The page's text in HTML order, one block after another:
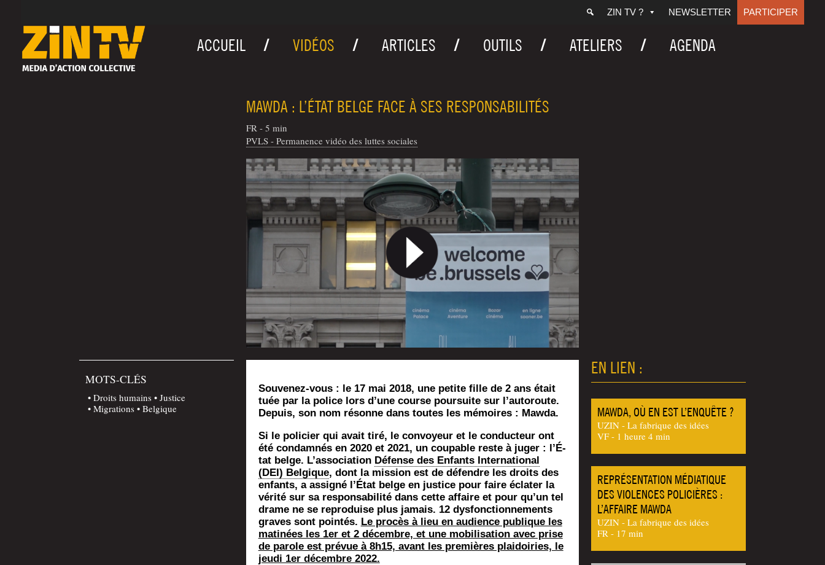
ZIN TV ? NEWSLETTER PARTICIPER
ACCUEIL VIDÉOS ARTICLES OUTILS ATELIERS AGENDA
MAWDA : L’ÉTAT BELGE FACE À SES RESPONSABILITÉS
FR - 5 min
PVLS - Permanence vidéo des luttes sociales
MOTS-CLÉS
Droits humains
Justice
Migrations
Belgique
Sou­ve­nez-vous : le 17 mai 2018, une petite fille de 2 ans était
tuée par la police lors d’une course pour­suite sur l’au­to­route.
Depuis, son nom résonne dans toutes les mémoires : Mawda.
Si le poli­cier qui avait tiré, le convoyeur et le conduc­teur ont
été condam­nés en 2020 et 2021, un cou­pable reste à juger : l’É­
tat belge. L’as­so­cia­tion Défense des Enfants Inter­na­tio­nal
(DEI) Bel­gique, dont la mis­sion est de défendre les droits des
enfants, a assi­gné l’É­tat belge en jus­tice pour faire écla­ter la
véri­té sur sa res­pon­sa­bi­li­té dans cette affaire et pour qu’un tel
drame ne se repro­duise plus jamais. 12 dys­fonc­tion­ne­ments
graves sont poin­tés. Le pro­cès à lieu en audience publique les
mati­nées les 1er et 2 décembre, et une mobi­li­sa­tion avec prise
de parole est pré­vue à 8h15, avant les pre­mières plai­doi­ries, le
jeu­di 1er décembre 2022.
EN LIEN :
MAWDA, OÙ EN EST L’ENQUÊTE ?
UZIN - La fabrique des idées
VF - 1 heure 4 min
REPRÉSENTATION MÉDIATIQUE
DES VIOLENCES POLICIÈRES :
L’AFFAIRE MAWDA
UZIN - La fabrique des idées
FR - 17 min